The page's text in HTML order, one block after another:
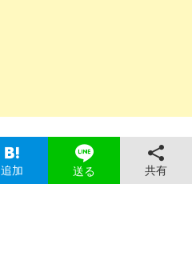
追加 送る 共有